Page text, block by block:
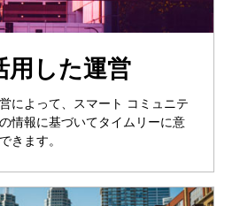
した運営
によって、スマート コミュニテ
情報に基づいてタイムリーに意
きます。